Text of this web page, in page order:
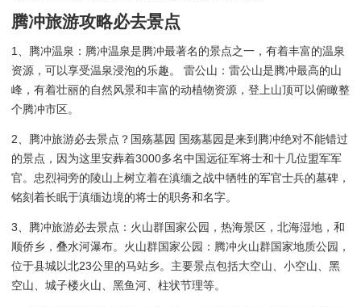
腾冲旅游攻略必去景点
1、腾冲温泉：腾冲温泉是腾冲最著名的景点之一，有着丰富的温泉
资源，可以享受温泉浸泡的乐趣。 雷公山：雷公山是腾冲最高的山
峰，有着壮丽的自然风景和丰富的动植物资源，登上山顶可以俯瞰整
个腾冲市区。
2、腾冲旅游必去景点？国殇墓园 国殇墓园是来到腾冲绝对不能错过
的景点，因为这里安葬着3000多名中国远征军将士和十几位盟军军
官。忠烈祠旁的陵山上树立着在滇缅之战中牺牲的军官士兵的墓碑，
铭刻着长眠于滇缅边境的将士的职务和名字。
3、腾冲旅游必去景点：火山群国家公园，热海景区，北海湿地，和
顺侨乡，叠水河瀑布。火山群国家公园：腾冲火山群国家地质公园，
位于县城以北23公里的马站乡。主要景点包括大空山、小空山、黑
空山、城子楼火山、黑鱼河、柱状节理等。